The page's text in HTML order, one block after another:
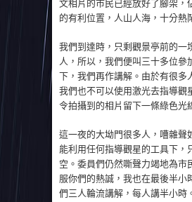
文相片的市民已經放好了腳架，
的有利位置，人山人海，十分熱
我們到達時，只剩觀景亭前的一
人，所以，我們便叫三十多位參
下，我們再作講解。由於有很多
我們也不可以使用激光去指導觀
令拍攝到的相片留下一條綠色光
這一夜的大坳門很多人，嘈雜聲
能利用任何指導觀星的工具下，
空。委員們仍然嘶聲力竭地為市
服你們的熱誠，我也在最後半小
們三人輪流講解，每人講半小時